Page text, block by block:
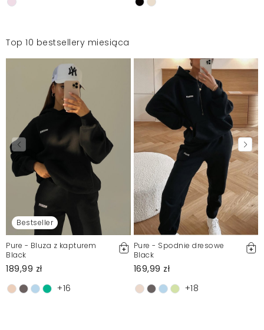
Top 10 bestsellery miesiąca
Bestseller
Pure - Bluza z kapturem
Black
189,99 zł
+16
Pure - Spodnie dresowe
Black
169,99 zł
+18